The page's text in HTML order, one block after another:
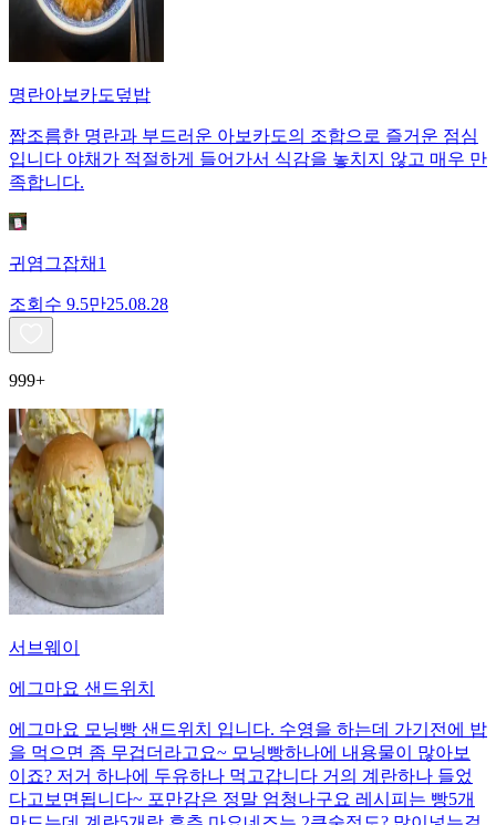
명란아보카도덮밥
짭조름한 명란과 부드러운 아보카도의 조합으로 즐거운 점심
입니다 야채가 적절하게 들어가서 식감을 놓치지 않고 매우 만
족합니다.
귀염그잡채1
조회수 9.5만25.08.28
999+
서브웨이
에그마요 샌드위치
에그마요 모닝빵 샌드위치 입니다. 수영을 하는데 가기전에 밥
을 먹으면 좀 무겁더라고요~ 모닝빵하나에 내용물이 많아보
이죠? 저거 하나에 두유하나 먹고갑니다 거의 계란하나 들었
다고보면됩니다~ 포만감은 정말 엄청나구요 레시피는 빵5개